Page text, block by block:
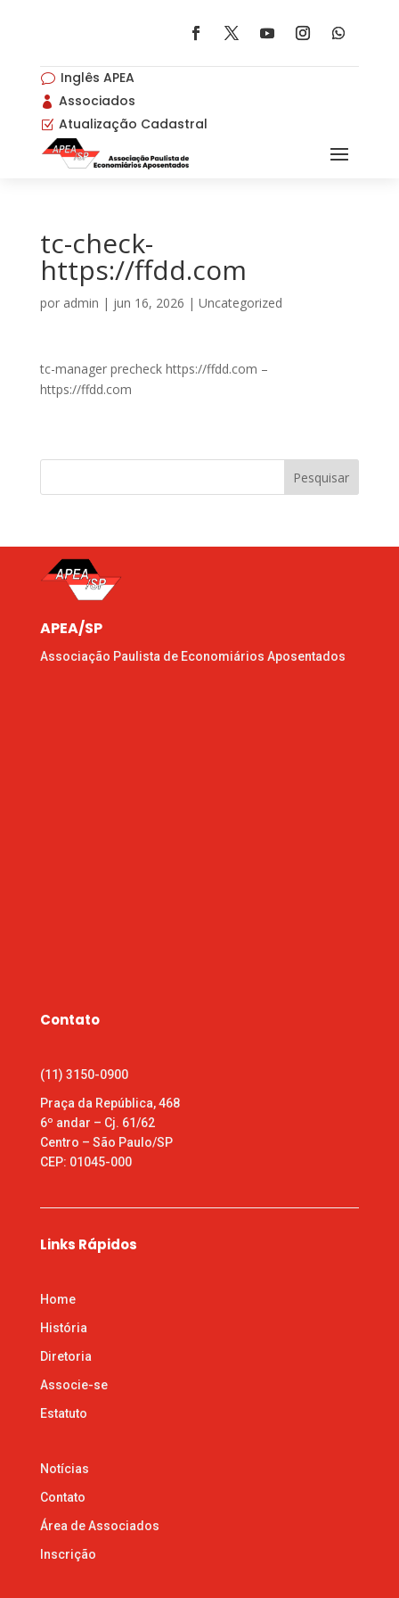
v Inglês APEA
 Associados
Z Atualização Cadastral
tc-check-
https://ffdd.com
por admin | jun 16, 2026 | Uncategorized
tc-manager precheck https://ffdd.com –
https://ffdd.com
Pesquisar
APEA/SP
Associação Paulista de Economiários Aposentados
Contato
(11) 3150-0900
Praça da República, 468
6º andar – Cj. 61/62
Centro – São Paulo/SP
CEP: 01045-000
Links Rápidos
Home
História
Diretoria
Associe-se
Estatuto
Notícias
Contato
Área de Associados
Inscrição